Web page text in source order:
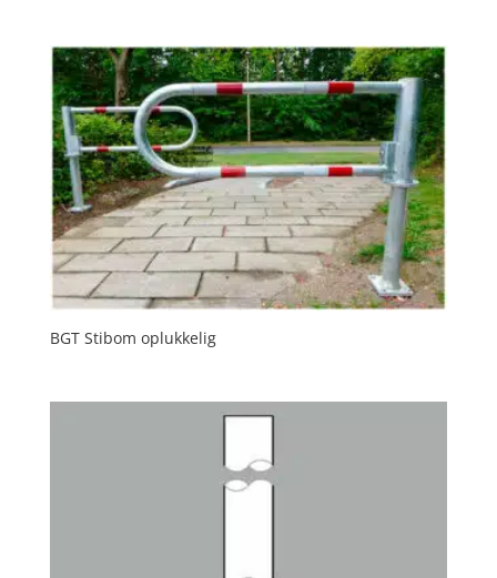
BGT Stibom oplukkelig